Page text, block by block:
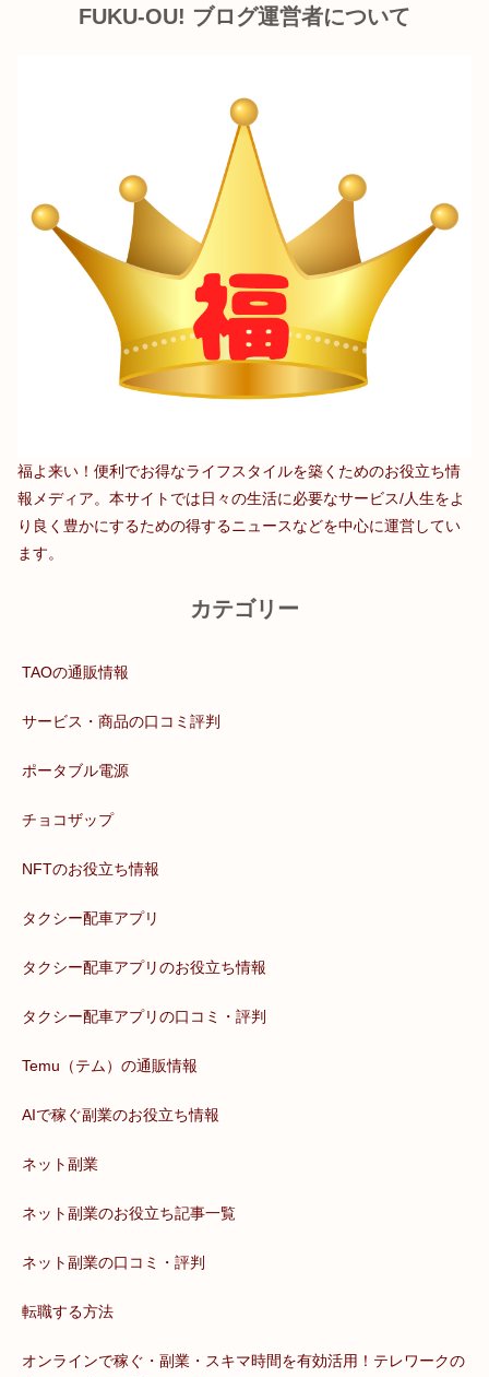
FUKU-OU! ブログ運営者について
福よ来い！便利でお得なライフスタイルを築くためのお役立ち情
報メディア。本サイトでは日々の生活に必要なサービス/人生をよ
り良く豊かにするための得するニュースなどを中心に運営してい
ます。
カテゴリー
TAOの通販情報
サービス・商品の口コミ評判
ポータブル電源
チョコザップ
NFTのお役立ち情報
タクシー配車アプリ
タクシー配車アプリのお役立ち情報
タクシー配車アプリの口コミ・評判
Temu（テム）の通販情報
AIで稼ぐ副業のお役立ち情報
ネット副業
ネット副業のお役立ち記事一覧
ネット副業の口コミ・評判
転職する方法
オンラインで稼ぐ・副業・スキマ時間を有効活用！テレワークの